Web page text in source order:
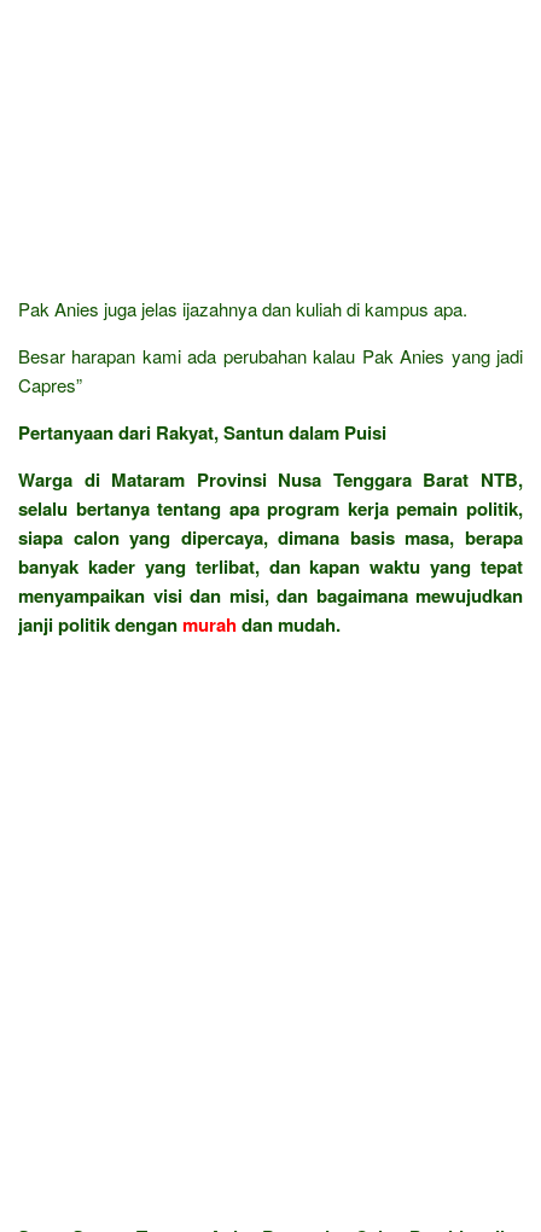
Pak Anies juga jelas ijazahnya dan kuliah di kampus apa.
Besar harapan kami ada perubahan kalau Pak Anies yang jadi
Capres”
Pertanyaan dari Rakyat, Santun dalam Puisi
Warga di Mataram Provinsi Nusa Tenggara Barat NTB,
selalu bertanya tentang apa program kerja pemain politik,
siapa calon yang dipercaya, dimana basis masa, berapa
banyak kader yang terlibat, dan kapan waktu yang tepat
menyampaikan visi dan misi, dan bagaimana mewujudkan
janji politik denganmurahdan mudah.